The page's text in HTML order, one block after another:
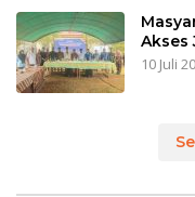
Akses
10 Juli